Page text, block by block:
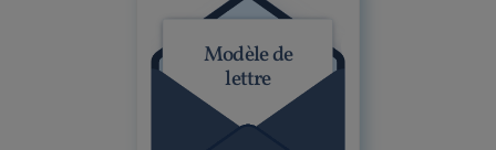
Modèle de
lettre